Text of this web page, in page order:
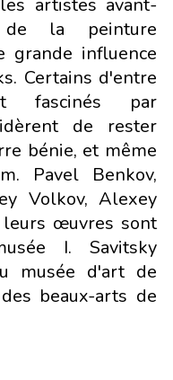
artistes avant-
la peinture
grande influence
Certains d'entre
fascinés par
de rester
bénie, et même
Pavel Benkov,
Volkov, Alexey
œuvres sont
I. Savitsky
musée d'art de
beaux-arts de